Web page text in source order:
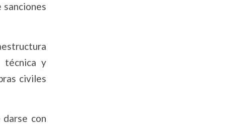
sanciones
técnica y
civiles
con